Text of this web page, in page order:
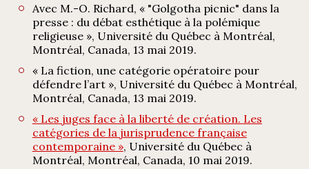
Avec M.-O. Richard, « "Golgotha picnic" dans la
presse : du débat esthétique à la polémique
religieuse », Université du Québec à Montréal,
Montréal, Canada, 13 mai 2019.
« La fiction, une catégorie opératoire pour
défendre l’art », Université du Québec à Montréal,
Montréal, Canada, 13 mai 2019.
« Les juges face à la liberté de création. Les
catégories de la jurisprudence française
contemporaine », Université du Québec à
Montréal, Montréal, Canada, 10 mai 2019.